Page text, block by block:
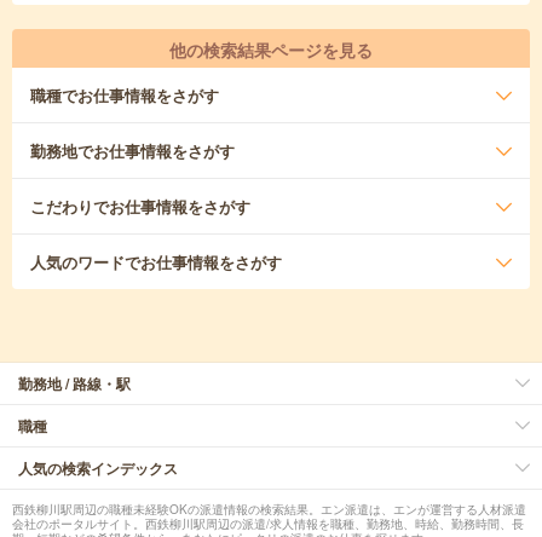
他の検索結果ページを見る
職種でお仕事情報をさがす
勤務地でお仕事情報をさがす
こだわりでお仕事情報をさがす
人気のワードでお仕事情報をさがす
勤務地 / 路線・駅
職種
人気の検索インデックス
西鉄柳川駅周辺の職種未経験OKの派遣情報の検索結果。エン派遣は、エンが運営する人材派遣
会社のポータルサイト。西鉄柳川駅周辺の派遣/求人情報を職種、勤務地、時給、勤務時間、長